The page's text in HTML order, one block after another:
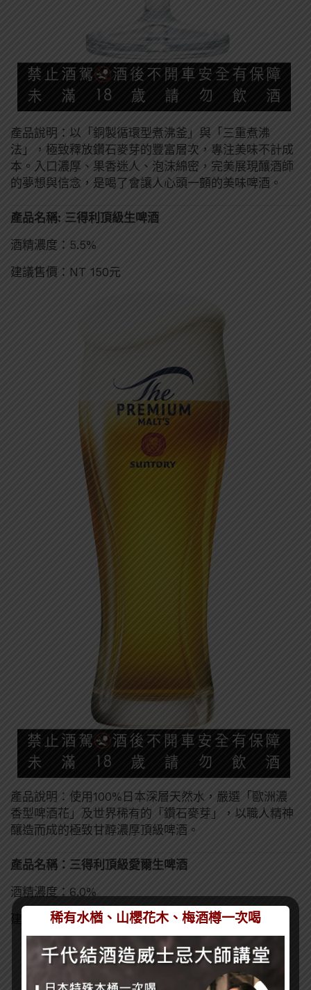
產品說明：以「銅製循環型煮沸釜」與「三重煮沸
法」，極致釋放鑽石麥芽的豐富層次，專注美味不計成
本。入口濃厚、果香迷人、泡沫綿密，完美展現釀酒師
的夢想與信念，是喝了會讓人心頭一顫的美味啤酒。
產品名稱: 三得利頂級生啤酒
酒精濃度：5.5%
建議售價：NT 150元
產品說明：使用100%日本深層天然水，嚴選「歐洲濃
香型啤酒花」及世界稀有的「鑽石麥芽」，以職人精神
釀造而成的極致甘醇濃厚頂級啤酒。
產品名稱：三得利頂級愛爾生啤酒
酒精濃度：6.0%
建議售價：NT 150元
稀有水楢、山櫻花木、梅酒樽一次喝